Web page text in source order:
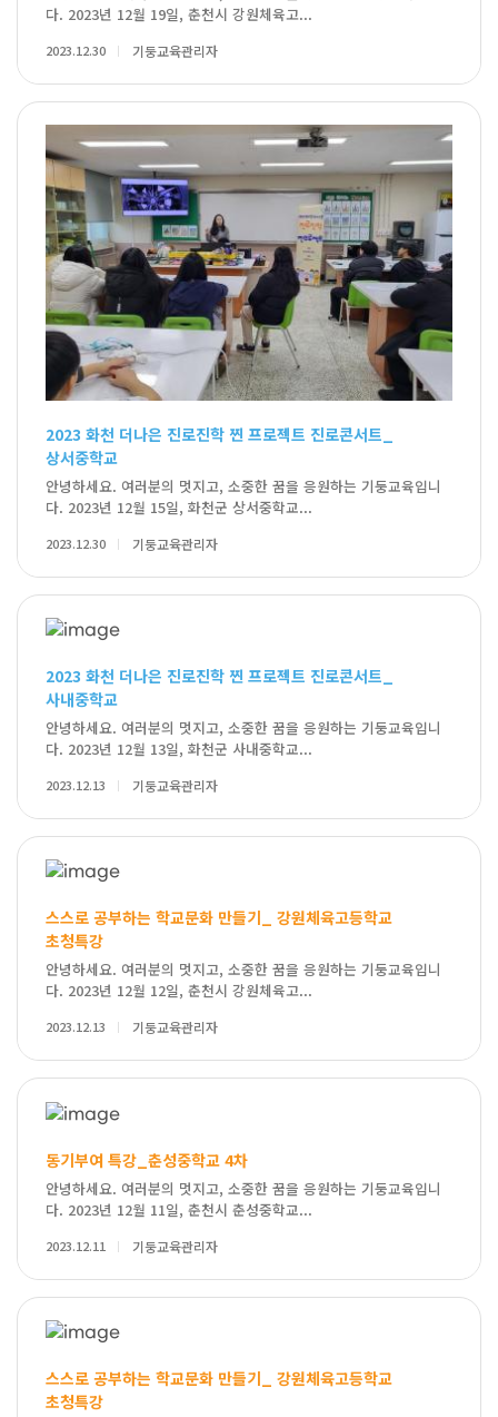
다. 2023년 12월 19일, 춘천시 강원체육고...
2023.12.30 기둥교육관리자
2023 화천 더나은 진로진학 찐 프로젝트 진로콘서트_
상서중학교
안녕하세요. 여러분의 멋지고, 소중한 꿈을 응원하는 기둥교육입니
다. 2023년 12월 15일, 화천군 상서중학교...
2023.12.30 기둥교육관리자
2023 화천 더나은 진로진학 찐 프로젝트 진로콘서트_
사내중학교
안녕하세요. 여러분의 멋지고, 소중한 꿈을 응원하는 기둥교육입니
다. 2023년 12월 13일, 화천군 사내중학교...
2023.12.13 기둥교육관리자
스스로 공부하는 학교문화 만들기_ 강원체육고등학교
초청특강
안녕하세요. 여러분의 멋지고, 소중한 꿈을 응원하는 기둥교육입니
다. 2023년 12월 12일, 춘천시 강원체육고...
2023.12.13 기둥교육관리자
동기부여 특강_춘성중학교 4차
안녕하세요. 여러분의 멋지고, 소중한 꿈을 응원하는 기둥교육입니
다. 2023년 12월 11일, 춘천시 춘성중학교...
2023.12.11 기둥교육관리자
스스로 공부하는 학교문화 만들기_ 강원체육고등학교
초청특강